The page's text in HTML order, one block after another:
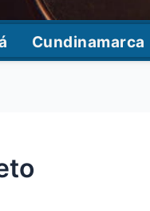
Cundinamarca